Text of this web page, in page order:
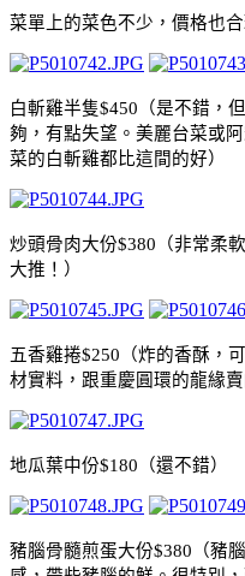
菜單上的菜色不少，價格也
白斬雞半隻$450 （是不錯，
夠，有點失望。美麗台菜或
菜的白斬雞都比這間的好）
炒頭骨肉大份$380 （非常柔軟
大推！）
五香雞捲$250 （炸的香酥，
材實料，跟重慶圓環的龍緣
地瓜葉中份$180 （還不錯）
豬腦骨髓煎蛋大份$380 （豬